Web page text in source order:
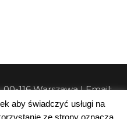
116 Warszawa | Email:
aby świadczyć usługi na
ze strony oznacza,